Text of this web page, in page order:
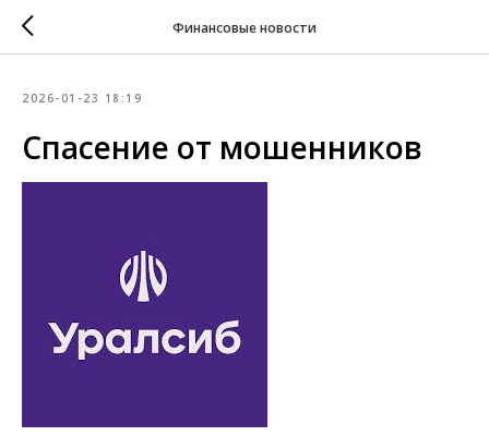
Финансовые новости
2026-01-23 18:19
Спасение от мошенников